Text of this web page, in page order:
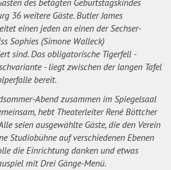
des betagten Geburtstagskindes
36 weitere Gäste. Butler James
einen jeden an einen der Sechser-
Sophies (Simone Walleck)
sind. Das obligatorische Tigerfell -
- liegt zwischen der langen Tafel
bereit.
Abend zusammen im Spiegelsaal
hebt Theaterleiter René Böttcher
seien ausgewählte Gäste, die den Verein
Studiobühne auf verschiedenen Ebenen
die Einrichtung danken und etwas
mit Drei Gänge-Menü.